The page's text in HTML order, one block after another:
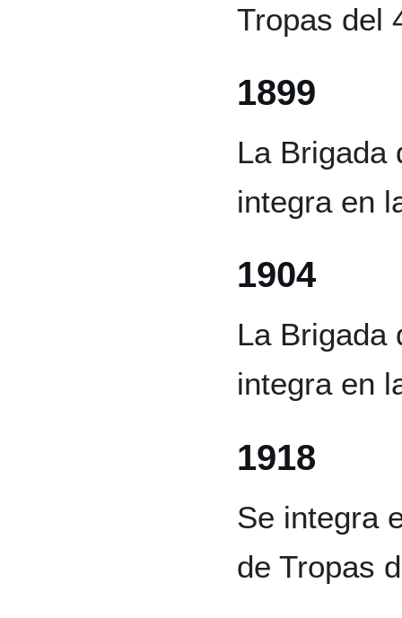
Tropas del
1899
La Brigada
integra en
1904
La Brigada
integra en
1918
Se integra
de Tropas